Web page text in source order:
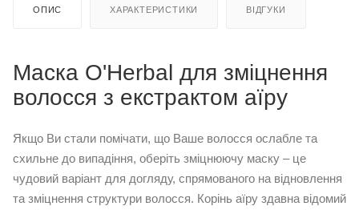
ОПИС ХАРАКТЕРИСТИКИ ВІДГУКИ
Маска O'Herbal для зміцнення
волосся з екстрактом аїру
Якщо Ви стали помічати, що Ваше волосся ослабле та
схильне до випадіння, оберіть зміцнюючу маску – це
чудовий варіант для догляду, спрямованого на відновлення
та зміцнення структури волосся. Корінь аїру здавна відомий